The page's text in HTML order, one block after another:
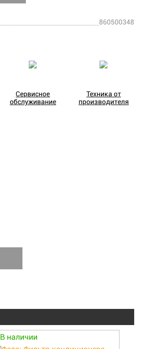
860500348
Сервисное
обслуживание
Техника от
производителя
В наличии